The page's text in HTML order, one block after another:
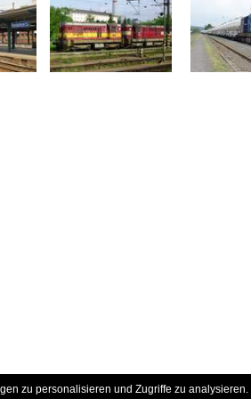
zu personalisieren und Zugriffe zu